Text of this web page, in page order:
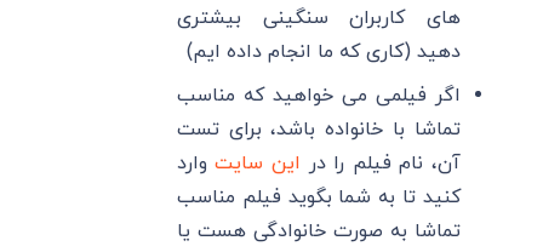
های کاربران سنگینی بیشتری
دهید (کاری که ما انجام داده ایم)
اگر فیلمی می خواهید که مناسب
تماشا با خانواده باشد، برای تست
آن، نام فیلم را در این سایتوارد
کنید تا به شما بگوید فیلم مناسب
تماشا به صورت خانوادگی هست یا